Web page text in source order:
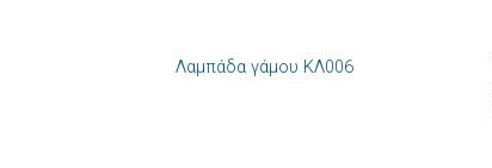
Λαμπάδα γάμου ΚΛ006